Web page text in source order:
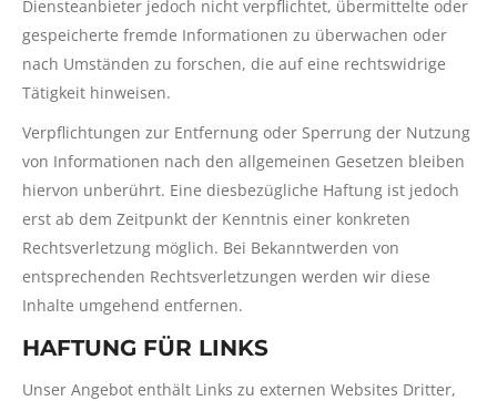
Diensteanbieter jedoch nicht verpflichtet, übermittelte oder
gespeicherte fremde Informationen zu überwachen oder
nach Umständen zu forschen, die auf eine rechtswidrige
Tätigkeit hinweisen.
Verpflichtungen zur Entfernung oder Sperrung der Nutzung
von Informationen nach den allgemeinen Gesetzen bleiben
hiervon unberührt. Eine diesbezügliche Haftung ist jedoch
erst ab dem Zeitpunkt der Kenntnis einer konkreten
Rechtsverletzung möglich. Bei Bekanntwerden von
entsprechenden Rechtsverletzungen werden wir diese
Inhalte umgehend entfernen.
HAFTUNG FÜR LINKS
Unser Angebot enthält Links zu externen Websites Dritter,